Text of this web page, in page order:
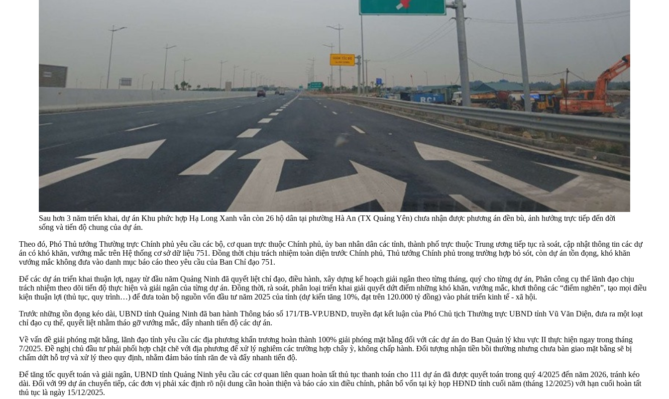
Sau hơn 3 năm triển khai, dự án Khu phức hợp Hạ Long Xanh vẫn còn 26 hộ dân tại phường Hà An (TX Quảng Yên) chưa nhận được phương án đền bù, ảnh hưởng trực tiếp đến đời
sống và tiến độ chung của dự án.
Theo đó, Phó Thủ tướng Thường trực Chính phủ yêu cầu các bộ, cơ quan trực thuộc Chính phủ, ủy ban nhân dân các tỉnh, thành phố trực thuộc Trung ương tiếp tục rà soát, cập nhật thông tin các dự
án có khó khăn, vướng mắc trên Hệ thống cơ sở dữ liệu 751. Đồng thời chịu trách nhiệm toàn diện trước Chính phủ, Thủ tướng Chính phủ trong trường hợp bỏ sót, còn dự án tồn đọng, khó khăn
vướng mắc không đưa vào danh mục báo cáo theo yêu cầu của Ban Chỉ đạo 751.
Để các dự án triển khai thuận lợi, ngay từ đầu năm Quảng Ninh đã quyết liệt chỉ đạo, điều hành, xây dựng kế hoạch giải ngân theo từng tháng, quý cho từng dự án, Phân công cụ thể lãnh đạo chịu
trách nhiệm theo dõi tiến độ thực hiện và giải ngân của từng dự án. Đồng thời, rà soát, phân loại triển khai giải quyết dứt điểm những khó khăn, vướng mắc, khơi thông các “điểm nghẽn”, tạo mọi điều
kiện thuận lợi (thủ tục, quy trình…) để đưa toàn bộ nguồn vốn đầu tư năm 2025 của tỉnh (dự kiến tăng 10%, đạt trên 120.000 tỷ đồng) vào phát triển kinh tế - xã hội.
Trước những tồn đọng kéo dài, UBND tỉnh Quảng Ninh đã ban hành Thông báo số 171/TB-VP.UBND, truyền đạt kết luận của Phó Chủ tịch Thường trực UBND tỉnh Vũ Văn Diện, đưa ra một loạt
chỉ đạo cụ thể, quyết liệt nhằm tháo gỡ vướng mắc, đẩy nhanh tiến độ các dự án.
Về vấn đề giải phóng mặt bằng, lãnh đạo tỉnh yêu cầu các địa phương khẩn trương hoàn thành 100% giải phóng mặt bằng đối với các dự án do Ban Quản lý khu vực II thực hiện ngay trong tháng
7/2025. Đề nghị chủ đầu tư phải phối hợp chặt chẽ với địa phương để xử lý nghiêm các trường hợp chây ỳ, không chấp hành. Đối tượng nhận tiền bồi thường nhưng chưa bàn giao mặt bằng sẽ bị
chấm dứt hỗ trợ và xử lý theo quy định, nhằm đảm bảo tính răn đe và đẩy nhanh tiến độ.
Để tăng tốc quyết toán và giải ngân, UBND tỉnh Quảng Ninh yêu cầu các cơ quan liên quan hoàn tất thủ tục thanh toán cho 111 dự án đã được quyết toán trong quý 4/2025 đến năm 2026, tránh kéo
dài. Đối với 99 dự án chuyển tiếp, các đơn vị phải xác định rõ nội dung cần hoàn thiện và báo cáo xin điều chỉnh, phân bổ vốn tại kỳ họp HĐND tỉnh cuối năm (tháng 12/2025) với hạn cuối hoàn tất
thủ tục là ngày 15/12/2025.